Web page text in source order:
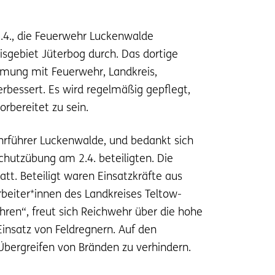
die Feuerwehr Luckenwalde
Jüterbog durch. Das dortige
mit Feuerwehr, Landkreis,
Es wird regelmäßig gepflegt,
zu sein.
Luckenwalde, und bedankt sich
am 2.4. beteiligten. Die
Beteiligt waren Einsatzkräfte aus
des Landkreises Teltow-
freut sich Reichwehr über die hohe
von Feldregnern. Auf den
von Bränden zu verhindern.